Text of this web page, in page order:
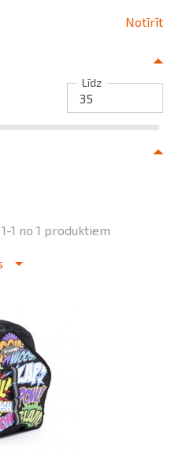
Notīrīt
Līdz
1-1 no 1 produktiem